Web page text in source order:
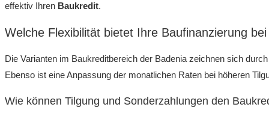
effektiv Ihren Baukredit.
Welche Flexibilität bietet Ihre Baufinanzierung
Die Varianten im Baukreditbereich der Badenia zeichnen sich
Ebenso ist eine Anpassung der monatlichen Raten bei höheren
Wie können Tilgung und Sonderzahlungen den